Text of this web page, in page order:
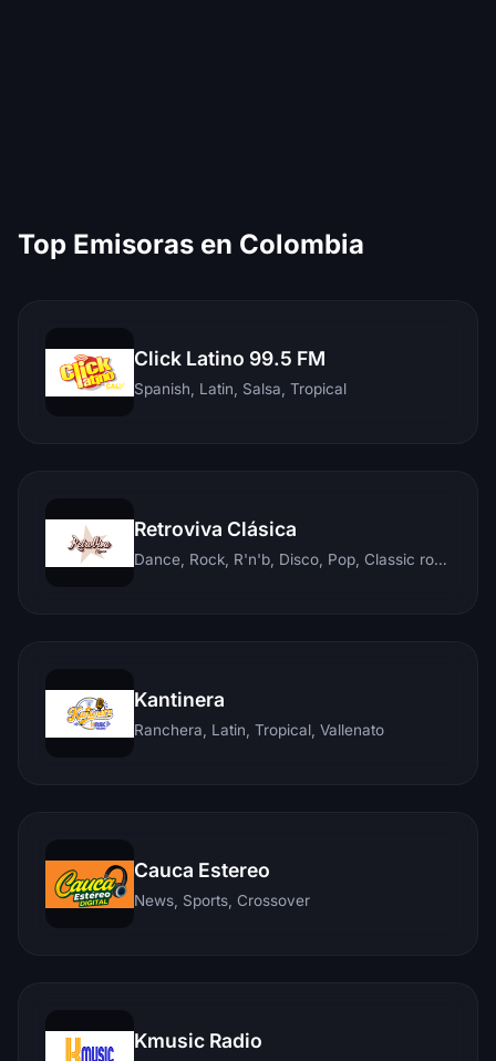
Top Emisoras en Colombia
Click Latino 99.5 FM
Spanish, Latin, Salsa, Tropical
Retroviva Clásica
Dance, Rock, R'n'b, Disco, Pop, Classic rock, Techno, Reggae
Kantinera
Ranchera, Latin, Tropical, Vallenato
Cauca Estereo
News, Sports, Crossover
Kmusic Radio